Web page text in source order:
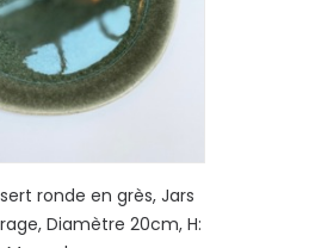
ronde en grès, Jars
Diamètre 20cm, H: